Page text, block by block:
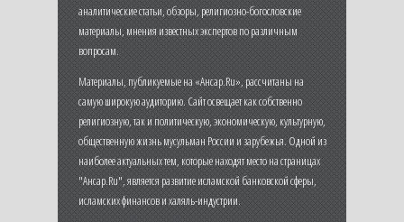
аналитические статьи, обзоры, религиозно-богословские
материалы, мнения известных экспертов по различным
вопросам.
Материалы, публикуемые на «Ансар.Ru», рассчитаны на
самую широкую аудиторию. Сайт освещает как собственно
религиозную, так и политическую, экономическую, культурную,
общественную жизнь мусульман России и зарубежья. Одной из
наиболее актуальных тем, которые находят место на страницах
"Ансар.Ru", является развитие исламской банковской сферы,
исламских финансов и халяль-индустрии.